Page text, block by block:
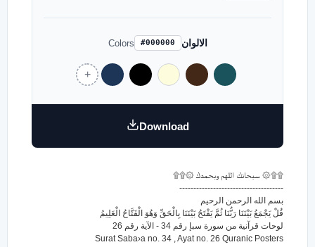
Colors #000000 الالوان
Download
۩۩۞ سبحانك اللهم وبحمدك ۞۩۩
-------------------------------------
بسم الله الرحمن الرحيم
قُلْ يَجْمَعُ بَيْنَنَا رَبُّنَا ثُمَّ يَفْتَحُ بَيْنَنَا بِالْحَقِّ وَهُوَ الْفَتَّاحُ الْعَلِيمُ
لوحات قرآنية من سورة سبإ رقم 34 - الآية رقم 26
Surat Saba›a no. 34 , Ayat no. 26 Quranic Posters